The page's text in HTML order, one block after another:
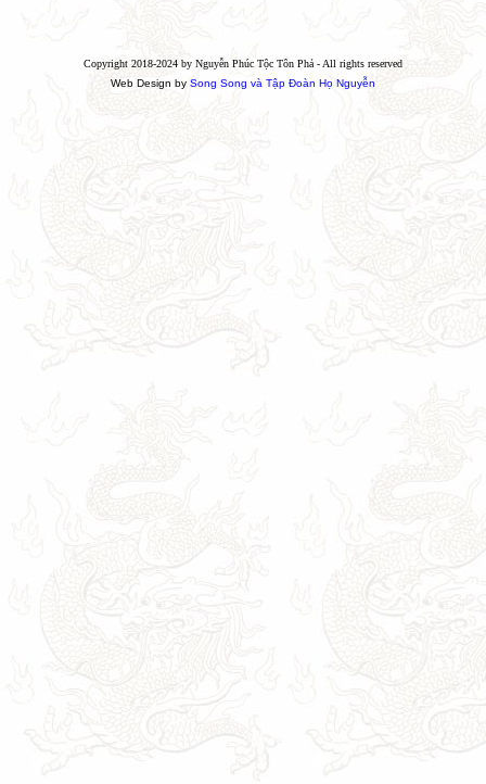
Copyright 2018-2024 by Nguyễn Phúc Tộc Tôn Phả - All rights reserved
Web Design by Song Song và Tập Đoàn Họ Nguyễn